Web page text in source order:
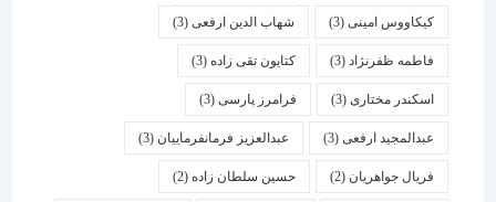
کیکاووس امینی(3) شهاب الدین ارفعی(3)
فاطمه ظفرنژاد(3) کتایون تقی زاده(3)
اسكندر مختاری (3) فرامرز پارسی(3)
عبدالمجید ارفعی(3) عبدالعزیز فرمانفرماییان(3)
فریال جواهریان(2) حسین سلطان زاده(2)